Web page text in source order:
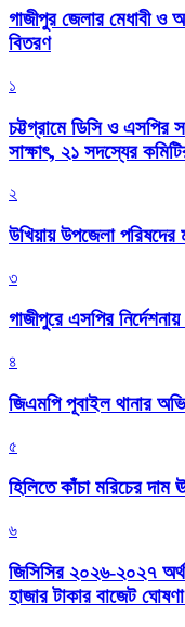
গাজীপুর জেলার মেধাবী ও
বিতরণ
১
চট্টগ্রামে ডিসি ও এসপির
সাক্ষাৎ, ২১ সদস্যের
২
উখিয়ায় উপজেলা পরিষদের
৩
গাজীপুরে এসপির
৪
জিএমপি পূবাইল থানার
৫
হিলিতে কাঁচা মরিচের দাম
৬
জিসিসির ২০২৬-২০২৭
হাজার টাকার বাজেট